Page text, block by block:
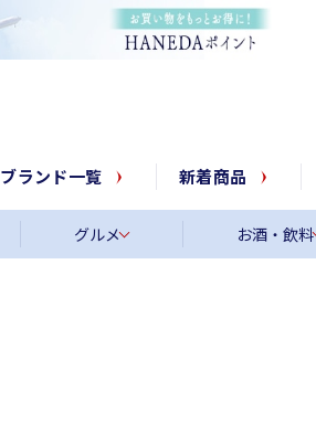
ブランド一覧 新着商品
グルメ お酒・飲料